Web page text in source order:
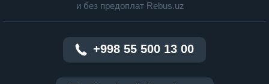
и без предоплат Rebus.uz
+998 55 500 13 00